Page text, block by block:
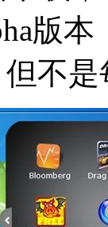
版
不